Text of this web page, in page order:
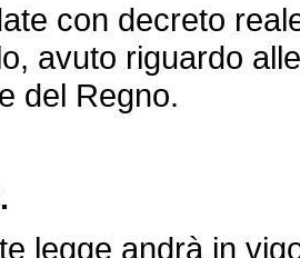
con decreto
avuto riguardo
del Regno.
legge andrà in